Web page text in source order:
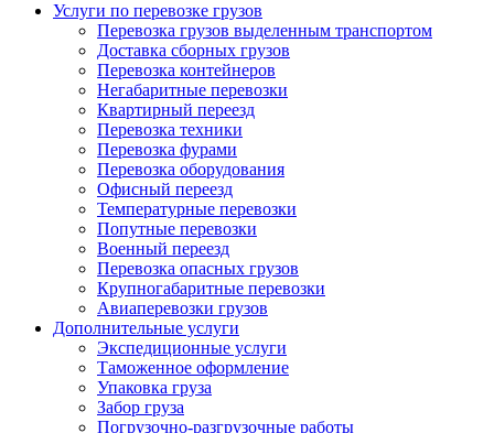
Услуги по перевозке грузов
Перевозка грузов выделенным транспортом
Доставка сборных грузов
Перевозка контейнеров
Негабаритные перевозки
Квартирный переезд
Перевозка техники
Перевозка фурами
Перевозка оборудования
Офисный переезд
Температурные перевозки
Попутные перевозки
Военный переезд
Перевозка опасных грузов
Крупногабаритные перевозки
Авиаперевозки грузов
Дополнительные услуги
Экспедиционные услуги
Таможенное оформление
Упаковка груза
Забор груза
Погрузочно-разгрузочные работы